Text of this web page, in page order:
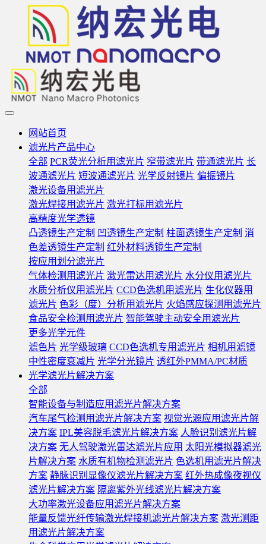
网站首页
滤光片产品中心
全部 PCR荧光分析用滤光片 窄带滤光片 带通滤光片 长
波通滤光片 短波通滤光片 光学反射镜片 偏振镜片
激光设备用滤光片
激光焊接用滤光片 激光打标用滤光片
高精度光学透镜
凸透镜生产定制 凹透镜生产定制 柱面透镜生产定制 消
色差透镜生产定制 红外材料透镜生产定制
按应用划分滤光片
气体检测用滤光片 激光雷达用滤光片 水分仪用滤光片
水质分析仪用滤光片 CCD色选机用滤光片 生化仪器用
滤光片 色彩（度）分析用滤光片 火焰感应探测用滤光片
食品安全检测用滤光片 智能驾驶主动安全用滤光片
更多光学元件
滤色片 光学级玻璃 CCD色选机专用滤光片 相机用滤镜
中性密度衰减片 光学分光镜片 透红外PMMA/PC材质
光学滤光片解决方案
全部
智能设备与制造应用滤光片解决方案
汽车尾气检测用滤光片解决方案 视觉光源应用滤光片解
决方案 IPL美容脱毛滤光片解决方案 人脸识别滤光片解
决方案 无人驾驶激光雷达滤光片应用 太阳光模拟器滤光
片解决方案 水质有机物检测滤光片 色选机用滤光片解决
方案 静脉识别显像仪滤光片解决方案 红外热成像夜视仪
滤光片解决方案 隔离紫外光线滤光片解决方案
大功率激光设备应用滤光片解决方案
能量反馈光纤传输激光焊接机滤光片解决方案 激光测距
用滤光片解决方案